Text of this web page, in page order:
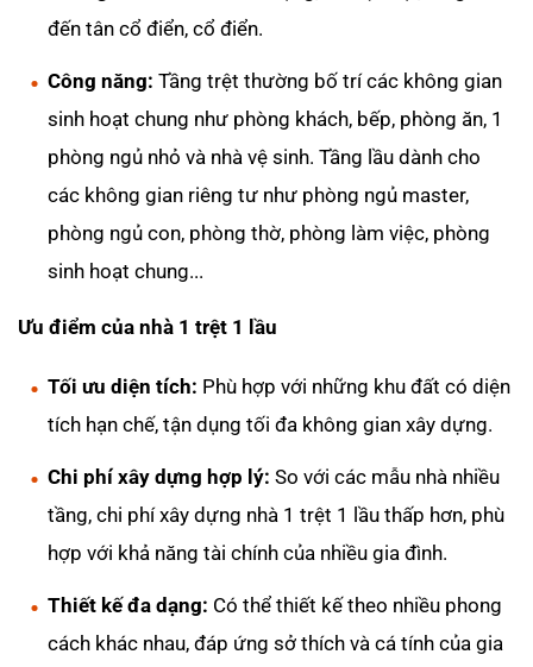
đến tân cổ điển, cổ điển.
Công năng: Tầng trệt thường bố trí các không gian
sinh hoạt chung như phòng khách, bếp, phòng ăn, 1
phòng ngủ nhỏ và nhà vệ sinh. Tầng lầu dành cho
các không gian riêng tư như phòng ngủ master,
phòng ngủ con, phòng thờ, phòng làm việc, phòng
sinh hoạt chung...
Ưu điểm của nhà 1 trệt 1 lầu
Tối ưu diện tích: Phù hợp với những khu đất có diện
tích hạn chế, tận dụng tối đa không gian xây dựng.
Chi phí xây dựng hợp lý: So với các mẫu nhà nhiều
tầng, chi phí xây dựng nhà 1 trệt 1 lầu thấp hơn, phù
hợp với khả năng tài chính của nhiều gia đình.
Thiết kế đa dạng: Có thể thiết kế theo nhiều phong
cách khác nhau, đáp ứng sở thích và cá tính của gia